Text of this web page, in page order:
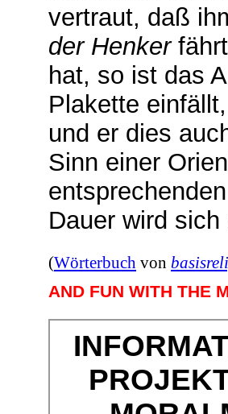
vertraut, daß
der Henker
hat, so ist das
Plakette
und er dies
Sinn einer
entsprechenden
Dauer wird
(Wörterbuch von
AND FUN WITH THE